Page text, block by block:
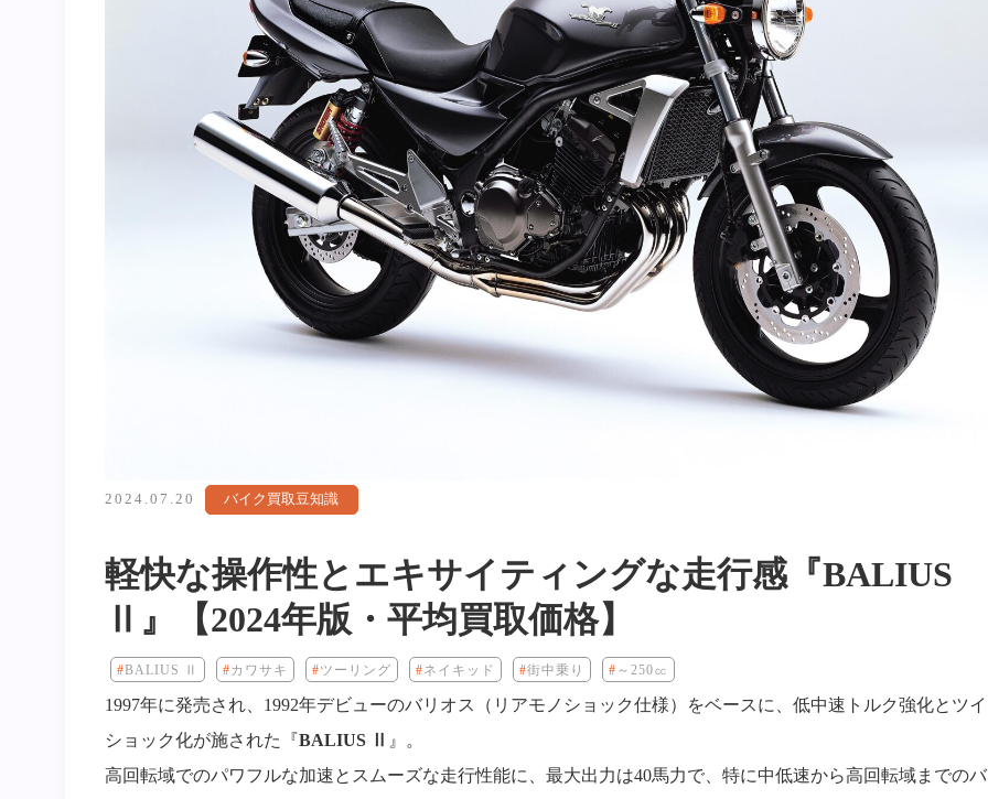
2024.07.20 バイク買取豆知識
軽快な操作性とエキサイティングな走行感『BALIUS
Ⅱ』【2024年版・平均買取価格】
BALIUS Ⅱ カワサキ ツーリング ネイキッド 街中乗り ～250㏄
1997年に発売され、1992年デビューのバリオス（リアモノショック仕様）をベースに、低中速トルク強化とツ
ショック化が施された『BALIUS Ⅱ
』。
高回転域でのパワフルな加速とスムーズな走行性能に、最大出力は40馬力で、特に中低速から高回転域までの